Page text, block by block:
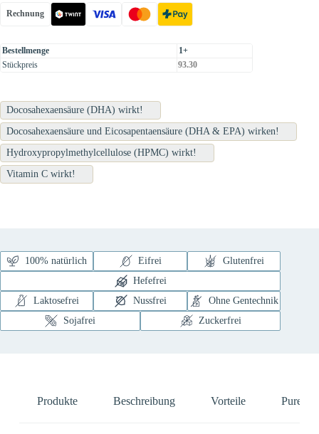
Rechnung
Bestellmenge
1+
Stückpreis
93.30
Docosahexaensäure (DHA) wirkt!
Docosahexaensäure und Eicosapentaensäure (DHA & EPA) wirken!
Hydroxypropylmethylcellulose (HPMC) wirkt!
Vitamin C wirkt!
100% natürlich Eifrei
Glutenfrei
Hefefrei
Laktosefrei
Nussfrei
Ohne Gentechnik
Sojafrei
Zuckerfrei
Produkte Beschreibung Vorteile Pure